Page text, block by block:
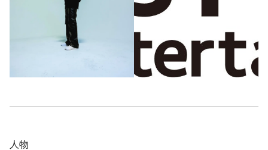
人物